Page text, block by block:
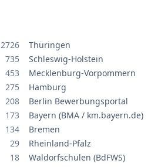
2726 Thüringen
735 Schleswig-Holstein
453 Mecklenburg-Vorpommern
275 Hamburg
208 Berlin Bewerbungsportal
173 Bayern (BMA / km.bayern.de)
134 Bremen
29 Rheinland-Pfalz
18 Waldorfschulen (BdFWS)